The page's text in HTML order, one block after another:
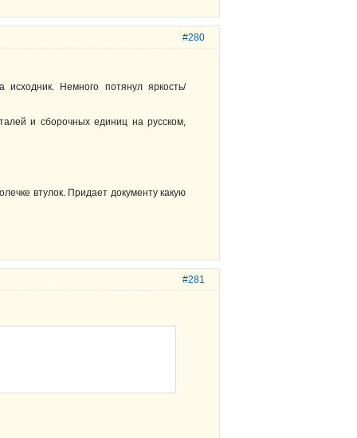
#280
Немного потянул яркость/
и сборочных единиц на русском,
втулок. Придает документу какую
#281